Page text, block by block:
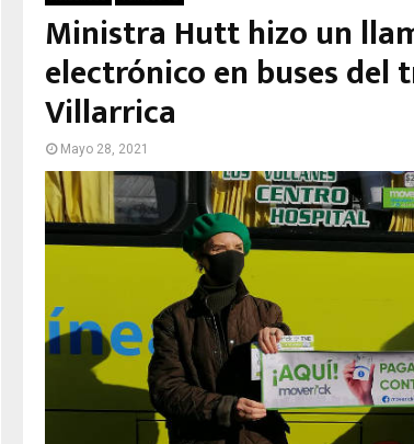
Ministra Hutt hizo un
electrónico en buses
Villarrica
Mayo 28, 2021